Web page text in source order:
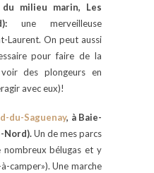
milieu marin, Les
une merveilleuse
Laurent. On peut aussi
pour faire de la
des plongeurs en
avec eux)!
du-Saguenay, à Baie-
Nord).Un de mes parcs
bélugas et y
camper»). Une marche